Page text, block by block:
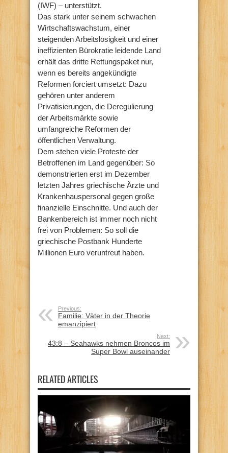
(IWF) – unterstützt.
Das stark unter seinem schwachen
Wirtschaftswachstum, einer
steigenden Arbeitslosigkeit und einer
ineffizienten Bürokratie leidende Land
erhält das dritte Rettungspaket nur,
wenn es bereits angekündigte
Reformen forciert umsetzt: Dazu
gehören unter anderem
Privatisierungen, die Deregulierung
der Arbeitsmärkte sowie
umfangreiche Reformen der
öffentlichen Verwaltung.
Dem stehen viele Proteste der
Betroffenen im Land gegenüber: So
demonstrierten erst im Dezember
letzten Jahres griechische Ärzte und
Krankenhauspersonal gegen große
finanzielle Einschnitte. Und auch der
Bankenbereich ist immer noch nicht
frei von Problemen: So soll die
griechische Postbank Hunderte
Millionen Euro veruntreut haben.
Previous:
Familie: Väter in der Theorie
emanzipiert
Next:
43:8 – Seahawks nehmen Broncos im
Super Bowl auseinander
RELATED ARTICLES